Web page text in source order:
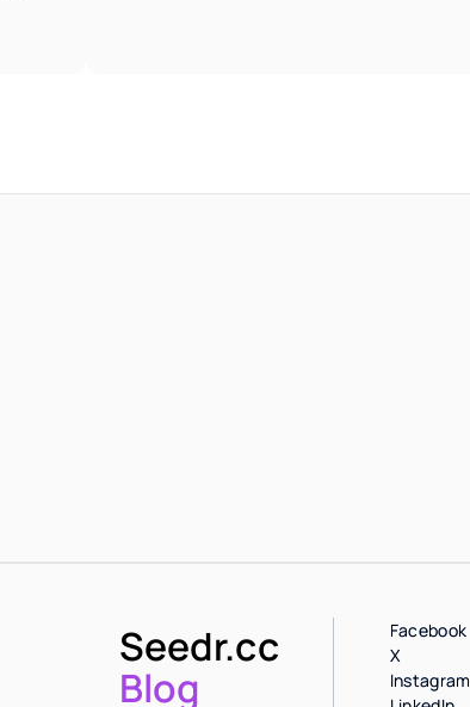
Seedr.cc
Blog
Facebook
X
Instagram